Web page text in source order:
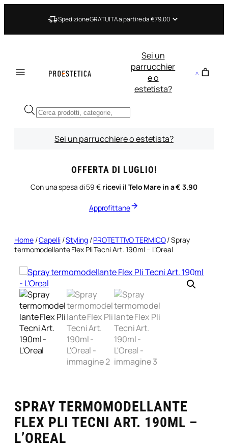
Spedizione GRATUITA a partire da €79,00
Sei un
parrucchier
e o
estetista?
Ricerca
prodotti
Sei un parrucchiere o estetista?
OFFERTA DI LUGLIO!
Con una spesa di 59 € ricevi il Telo Mare in a € 3.90
Approfittane
Home/Capelli/Styling/PROTETTIVO TERMICO/ Spray
termomodellante Flex Pli Tecni Art. 190ml – L’Oreal
SPRAY TERMOMODELLANTE
FLEX PLI TECNI ART. 190ML –
L’OREAL